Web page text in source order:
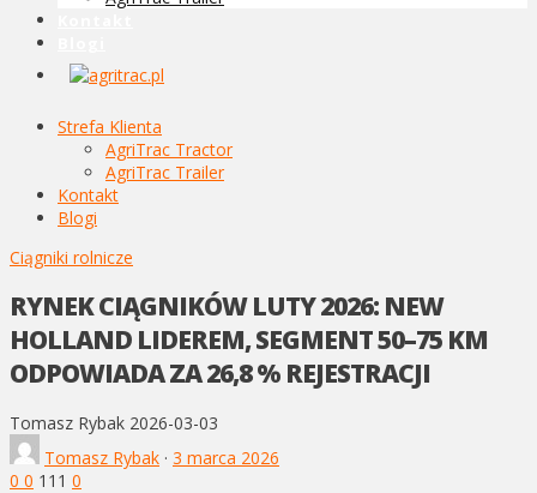
Strefa Klienta
AgriTrac Tractor
AgriTrac Trailer
Kontakt
Blogi
Ciągniki rolnicze
RYNEK CIĄGNIKÓW LUTY 2026: NEW
HOLLAND LIDEREM, SEGMENT 50–75 KM
ODPOWIADA ZA 26,8 % REJESTRACJI
Tomasz Rybak 2026-03-03
Tomasz Rybak · 3 marca 2026
0 0 111 0